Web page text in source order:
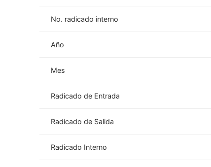
No. radicado interno
Año
Mes
Radicado de Entrada
Radicado de Salida
Radicado Interno